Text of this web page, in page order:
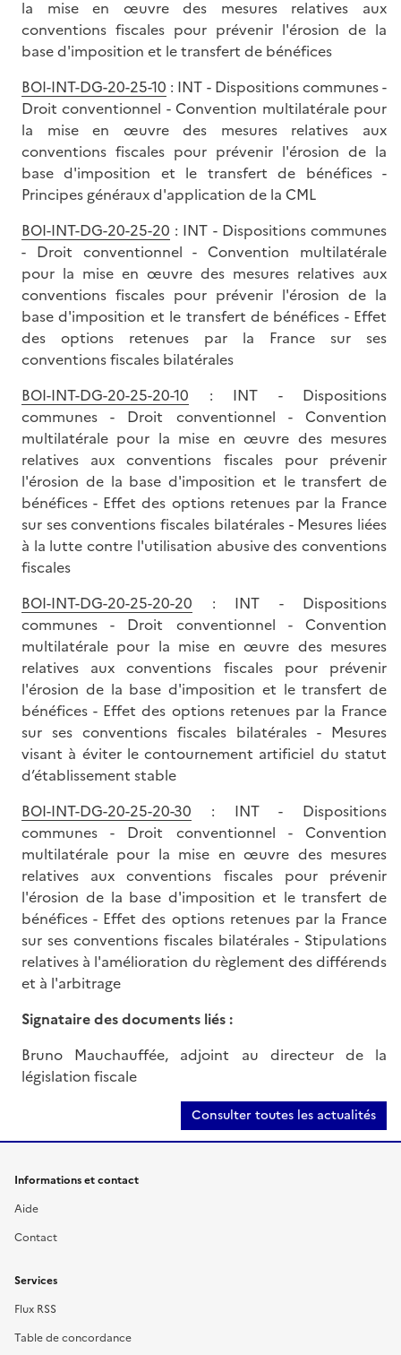
la mise en œuvre des mesures relatives aux
conventions fiscales pour prévenir l'érosion de la
base d'imposition et le transfert de bénéfices
BOI-INT-DG-20-25-10 : INT - Dispositions communes -
Droit conventionnel - Convention multilatérale pour
la mise en œuvre des mesures relatives aux
conventions fiscales pour prévenir l'érosion de la
base d'imposition et le transfert de bénéfices -
Principes généraux d'application de la CML
BOI-INT-DG-20-25-20 : INT - Dispositions communes
- Droit conventionnel - Convention multilatérale
pour la mise en œuvre des mesures relatives aux
conventions fiscales pour prévenir l'érosion de la
base d'imposition et le transfert de bénéfices - Effet
des options retenues par la France sur ses
conventions fiscales bilatérales
BOI-INT-DG-20-25-20-10 : INT - Dispositions
communes - Droit conventionnel - Convention
multilatérale pour la mise en œuvre des mesures
relatives aux conventions fiscales pour prévenir
l'érosion de la base d'imposition et le transfert de
bénéfices - Effet des options retenues par la France
sur ses conventions fiscales bilatérales - Mesures liées
à la lutte contre l'utilisation abusive des conventions
fiscales
BOI-INT-DG-20-25-20-20 : INT - Dispositions
communes - Droit conventionnel - Convention
multilatérale pour la mise en œuvre des mesures
relatives aux conventions fiscales pour prévenir
l'érosion de la base d'imposition et le transfert de
bénéfices - Effet des options retenues par la France
sur ses conventions fiscales bilatérales - Mesures
visant à éviter le contournement artificiel du statut
d’établissement stable
BOI-INT-DG-20-25-20-30 : INT - Dispositions
communes - Droit conventionnel - Convention
multilatérale pour la mise en œuvre des mesures
relatives aux conventions fiscales pour prévenir
l'érosion de la base d'imposition et le transfert de
bénéfices - Effet des options retenues par la France
sur ses conventions fiscales bilatérales - Stipulations
relatives à l'amélioration du règlement des différends
et à l'arbitrage
Signataire des documents liés :
Bruno Mauchauffée, adjoint au directeur de la
législation fiscale
Consulter toutes les actualités
Informations et contact
Aide
Contact
Services
Flux RSS
Table de concordance